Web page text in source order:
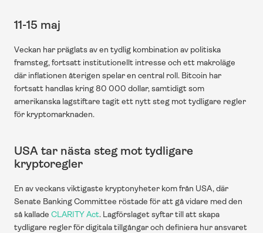
11-15 maj
Veckan har präglats av en tydlig kombination av politiska
framsteg, fortsatt institutionellt intresse och ett makroläge
där inflationen återigen spelar en central roll. Bitcoin har
fortsatt handlas kring 80 000 dollar, samtidigt som
amerikanska lagstiftare tagit ett nytt steg mot tydligare regler
för kryptomarknaden.
USA tar nästa steg mot tydligare
kryptoregler
En av veckans viktigaste kryptonyheter kom från USA, där
Senate Banking Committee röstade för att gå vidare med den
så kallade CLARITY Act. Lagförslaget syftar till att skapa
tydligare regler för digitala tillgångar och definiera hur ansvaret